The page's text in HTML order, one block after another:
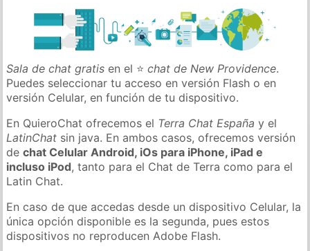
Sala de chat gratis en el ⭐chat de New Providence.
Puedes seleccionar tu acceso en versión Flash o en
versión Celular, en función de tu dispositivo.
En QuieroChat ofrecemos el Terra Chat España y el
LatinChat sin java. En ambos casos, ofrecemos versión
dechat Celular Android, iOs para iPhone, iPad e
incluso iPod, tanto para el Chat de Terra como para el
Latin Chat.
En caso de que accedas desde un dispositivo Celular, la
única opción disponible es la segunda, pues estos
dispositivos no reproducen Adobe Flash.